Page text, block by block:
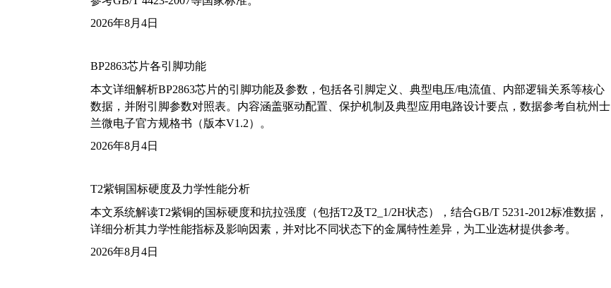
2026年8月4日
BP2863芯片各引脚功能
本文详细解析BP2863芯片的引脚功能及参数，包括各引脚定义、典型电压/电流值、内部逻辑关系等核心
数据，并附引脚参数对照表。内容涵盖驱动配置、保护机制及典型应用电路设计要点，数据参考自杭州士
兰微电子官方规格书（版本V1.2）。
2026年8月4日
T2紫铜国标硬度及力学性能分析
本文系统解读T2紫铜的国标硬度和抗拉强度（包括T2及T2_1/2H状态），结合GB/T 5231-2012标准数据，
详细分析其力学性能指标及影响因素，并对比不同状态下的金属特性差异，为工业选材提供参考。
2026年8月4日